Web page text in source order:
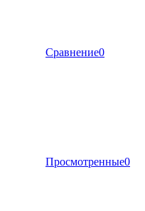
Сравнение0
Просмотренные0